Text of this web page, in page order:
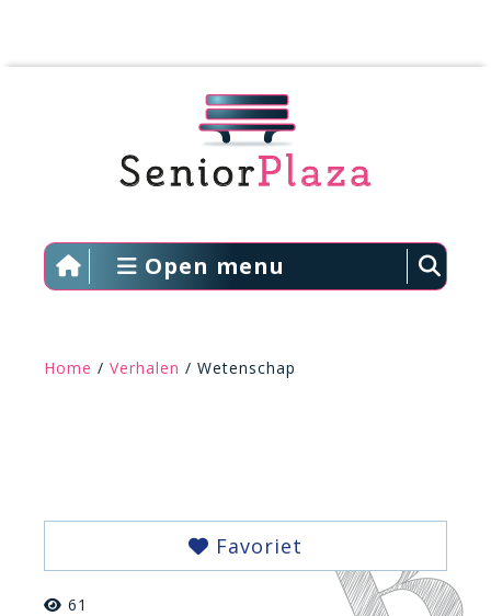
Open menu
Home / Verhalen / Wetenschap
Favoriet
61